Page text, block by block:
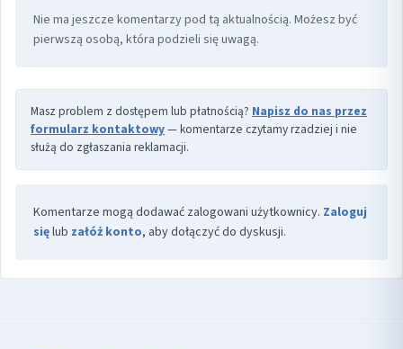
Nie ma jeszcze komentarzy pod tą aktualnością. Możesz być
pierwszą osobą, która podzieli się uwagą.
Masz problem z dostępem lub płatnością? Napisz do nas przez
formularz kontaktowy— komentarze czytamy rzadziej i nie
służą do zgłaszania reklamacji.
Komentarze mogą dodawać zalogowani użytkownicy. Zaloguj
sięlub załóż konto, aby dołączyć do dyskusji.